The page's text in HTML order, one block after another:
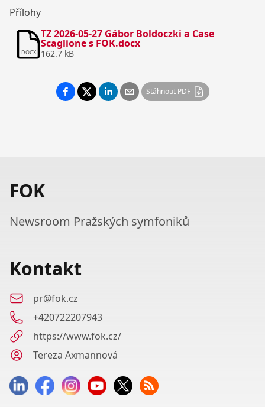
Přílohy
DOCX
TZ 2026-05-27 Gábor Boldoczki a Case
Scaglione s FOK.docx
162.7 kB
Stáhnout PDF
FOK
Newsroom Pražských symfoniků
Kontakt
pr@fok.cz
+420722207943
https://www.fok.cz/
Tereza Axmannová
LinkedInFacebookInstagramYouTubeTwitterRSS